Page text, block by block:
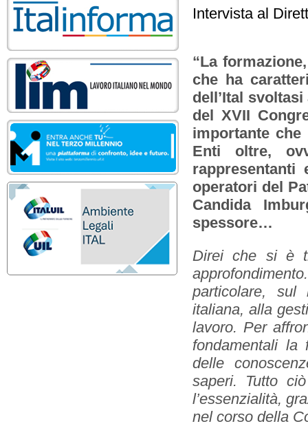
Intervista al
“La
che ha
dell’Ital
del XVII
importante
Enti oltre,
operatori del
Candida
spessore…
Direi che si è
particolare, sul
italiana, alla
lavoro. Per
fondamentali la
delle
saperi. Tutto
l’essenzialità,
nel corso della